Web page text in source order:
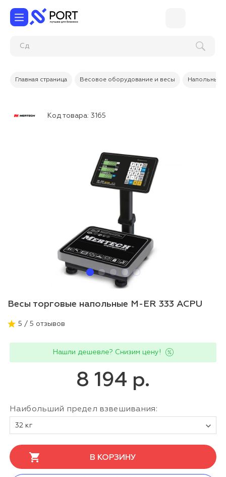
Главная страница Весовое оборудование и весы Напольные
Код товара: 3165
Весы торговые напольные M-ER 333 ACPU
5 / 5 отзывов
Нашли дешевле? Снизим цену!
8 194 р.
Наибольший предел взвешивания:
32 кг
В КОРЗИНУ